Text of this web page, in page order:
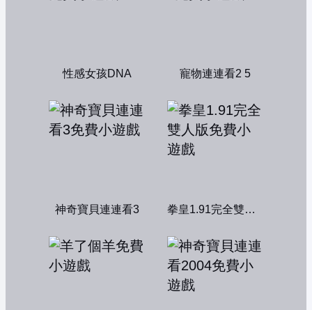
性感女孩DNA 寵物連連看2 5
神奇寶貝連連看3 拳皇1.91完全雙人版